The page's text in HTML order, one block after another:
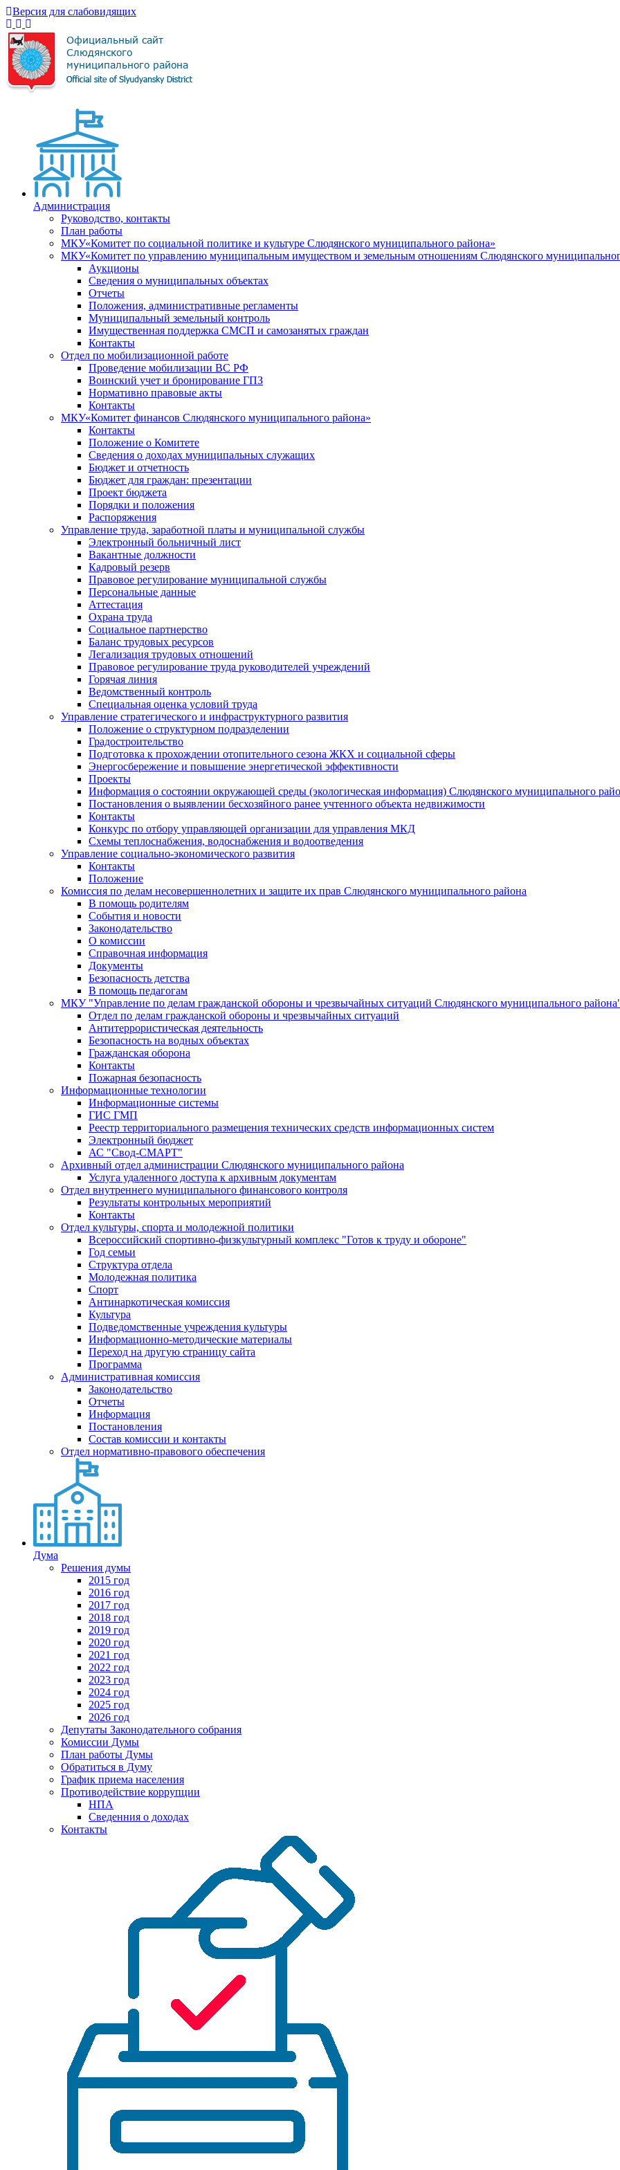
Версия для слабовидящих
Администрация
Руководство, контакты
План работы
МКУ«Комитет по социальной политике и культуре Слюдянского муниципального района»
МКУ«Комитет по управлению муниципальным имуществом и земельным отношениям Слюдянского
Аукционы
Сведения о муниципальных объектах
Отчеты
Положения, административные регламенты
Муниципальный земельный контроль
Имущественная поддержка СМСП и самозанятых граждан
Контакты
Отдел по мобилизационной работе
Проведение мобилизации ВС РФ
Воинский учет и бронирование ГПЗ
Нормативно правовые акты
Контакты
МКУ«Комитет финансов Слюдянского муниципального района»
Контакты
Положение о Комитете
Сведения о доходах муниципальных служащих
Бюджет и отчетность
Бюджет для граждан: презентации
Проект бюджета
Порядки и положения
Распоряжения
Управление труда, заработной платы и муниципальной службы
Электронный больничный лист
Вакантные должности
Кадровый резерв
Правовое регулирование муниципальной службы
Персональные данные
Аттестация
Охрана труда
Социальное партнерство
Баланс трудовых ресурсов
Легализация трудовых отношений
Правовое регулирование труда руководителей учреждений
Горячая линия
Ведомственный контроль
Специальная оценка условий труда
Управление стратегического и инфраструктурного развития
Положение о структурном подразделении
Градостроительство
Подготовка к прохождении отопительного сезона ЖКХ и социальной сферы
Энергосбережение и повышение энергетической эффективности
Проекты
Информация о состоянии окружающей среды (экологическая информация) Слюдянского муниципального
Постановления о выявлении бесхозяйного ранее учтенного объекта недвижимости
Контакты
Конкурс по отбору управляющей организации для управления МКД
Схемы теплоснабжения, водоснабжения и водоотведения
Управление социально-экономического развития
Контакты
Положение
Комиссия по делам несовершеннолетних и защите их прав Слюдянского муниципального района
В помощь родителям
События и новости
Законодательство
О комиссии
Справочная информация
Документы
Безопасность детства
В помощь педагогам
МКУ "Управление по делам гражданской обороны и чрезвычайных ситуаций Слюдянского муниципального
Отдел по делам гражданской обороны и чрезвычайных ситуаций
Антитеррористическая деятельность
Безопасность на водных объектах
Гражданская оборона
Контакты
Пожарная безопасность
Информационные технологии
Информационные системы
ГИС ГМП
Реестр территориального размещения технических средств информационных систем
Электронный бюджет
АС "Свод-СМАРТ"
Архивный отдел администрации Слюдянского муниципального района
Услуга удаленного доступа к архивным документам
Отдел внутреннего муниципального финансового контроля
Результаты контрольных мероприятий
Контакты
Отдел культуры, спорта и молодежной политики
Всероссийский спортивно-физкультурный комплекс "Готов к труду и обороне"
Год семьи
Структура отдела
Молодежная политика
Спорт
Антинаркотическая комиссия
Культура
Подведомственные учреждения культуры
Информационно-методические материалы
Переход на другую страницу сайта
Программа
Административная комиссия
Законодательство
Отчеты
Информация
Постановления
Состав комиссии и контакты
Отдел нормативно-правового обеспечения
Дума
Решения думы
2015 год
2016 год
2017 год
2018 год
2019 год
2020 год
2021 год
2022 год
2023 год
2024 год
2025 год
2026 год
Депутаты Законодательного собрания
Комиссии Думы
План работы Думы
Обратиться в Думу
График приема населения
Противодействие коррупции
НПА
Сведенния о доходах
Контакты